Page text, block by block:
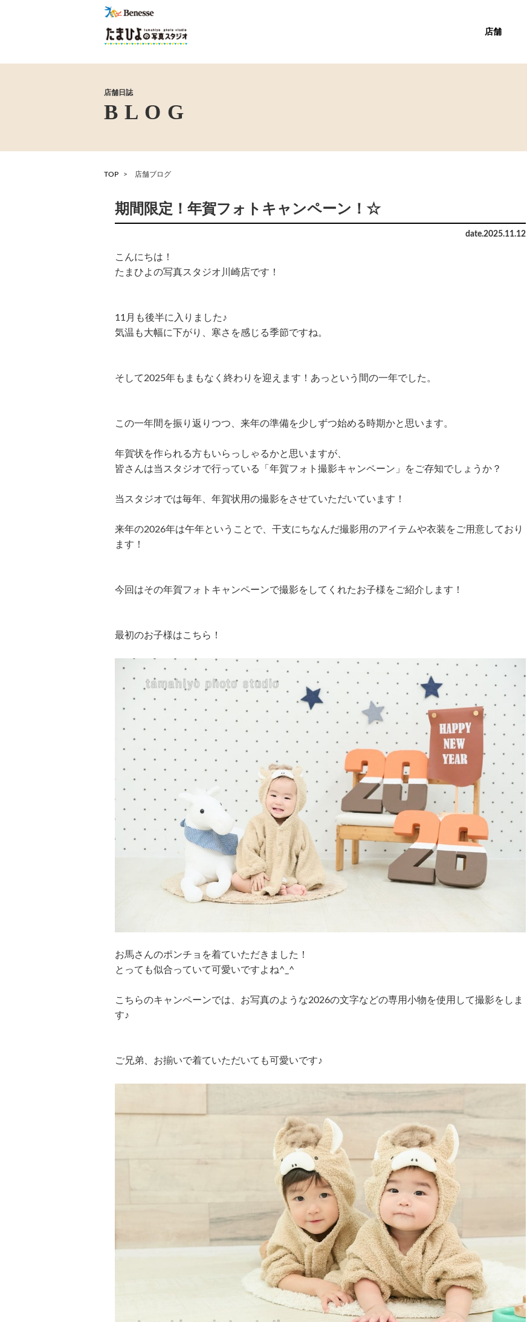
店舗
店舗日誌
TOP 店舗ブログ
期間限定！年賀フォトキャンペーン！☆
date.2025.11.12
こんにちは！
たまひよの写真スタジオ川崎店です！
11月も後半に入りました♪
気温も大幅に下がり、寒さを感じる季節ですね。
そして2025年もまもなく終わりを迎えます！あっという間の一年でした。
この一年間を振り返りつつ、来年の準備を少しずつ始める時期かと思います。
年賀状を作られる方もいらっしゃるかと思いますが、
皆さんは当スタジオで行っている「年賀フォト撮影キャンペーン」をご存知でしょうか？
当スタジオでは毎年、年賀状用の撮影をさせていただいています！
来年の2026年は午年ということで、干支にちなんだ撮影用のアイテムや衣装をご用意しており
ます！
今回はその年賀フォトキャンペーンで撮影をしてくれたお子様をご紹介します！
最初のお子様はこちら！
お馬さんのポンチョを着ていただきました！
とっても似合っていて可愛いですよね^_^
こちらのキャンペーンでは、お写真のような2026の文字などの専用小物を使用して撮影をしま
す♪
ご兄弟、お揃いで着ていただいても可愛いです♪